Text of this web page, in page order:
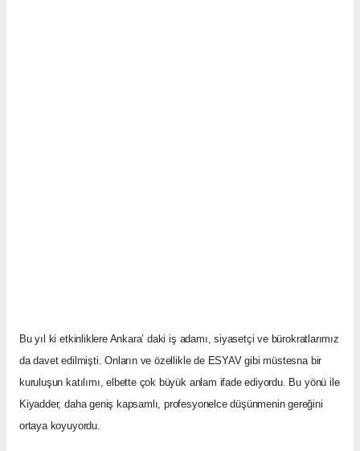
Bu yıl ki etkinliklere Ankara’ daki iş adamı, siyasetçi ve bürokratlarımız
da davet edilmişti. Onların ve özellikle de ESYAV gibi müstesna bir
kuruluşun katılımı, elbette çok büyük anlam ifade ediyordu. Bu yönü ile
Kiyadder, daha geniş kapsamlı, profesyonelce düşünmenin gereğini
ortaya koyuyordu.